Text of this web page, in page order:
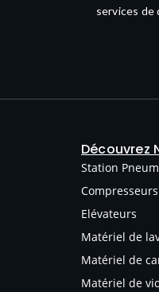
services de
Découvrez
Station
Compresseurs
Elévateurs
Matériel de
Matériel de
Matériel de